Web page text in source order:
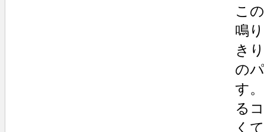
こ
鳴
き
の
す
る
く